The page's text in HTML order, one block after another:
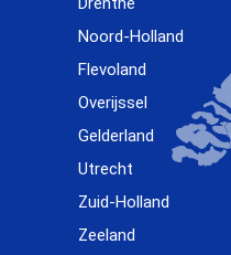
Noord-Holland
Flevoland
Overijssel
Gelderland
Utrecht
Zuid-Holland
Zeeland